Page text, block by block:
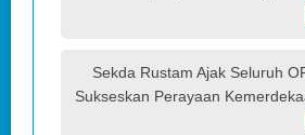
Sekda Rustam Ajak Seluruh
Sukseskan Perayaan